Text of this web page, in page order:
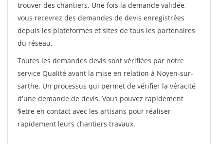
trouver des chantiers. Une fois la demande validée,
vous recevrez des demandes de devis enregistrées
depuis les plateformes et sites de tous les partenaires
du réseau.
Toutes les demandes devis sont vérifiées par notre
service Qualité avant la mise en relation à Noyen-sur-
sarthe. Un processus qui permet de vérifier la véracité
d'une demande de devis. Vous pouvez rapidement
$etre en contact avec les artisans pour réaliser
rapidement leurs chantiers travaux.